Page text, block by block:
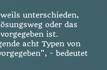
unterschieden,
oder das
ist.
acht Typen von
- bedeutet